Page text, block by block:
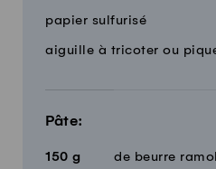
papier sulfurisé
aiguille à tricoter ou
Pâte:
150 g de beurre